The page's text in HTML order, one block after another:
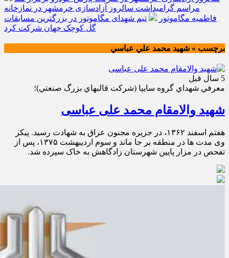
مراسم گرامیداشت سالروز آزادسازی خرمشهر در نمازخانه
فاطمیه مگاموتور
تیم شهدای مگاموتور در بزرگترین مسابقات
گل کوچک جهان شرکت کرد
برچسب » شهيد محمد علي عباسي
5 سال قبل
معرفي شهداي گروه سايپا (شركت قالبهاي بزرگ صنعتي)؛
شهید والامقام محمد علی عباسی
هفتم اسفند ۱۳۶۲‏، در جزیره ‏مجنون عراق به شهادت رسید. پیکر
وی مدت ها در منطقه بر جا ماند و سوم اردیبهشت ۱۳۷۵‏، پس از
تفحص در مزار پایین شهرستان زادگاهش به خاک سپرده ‏شد.